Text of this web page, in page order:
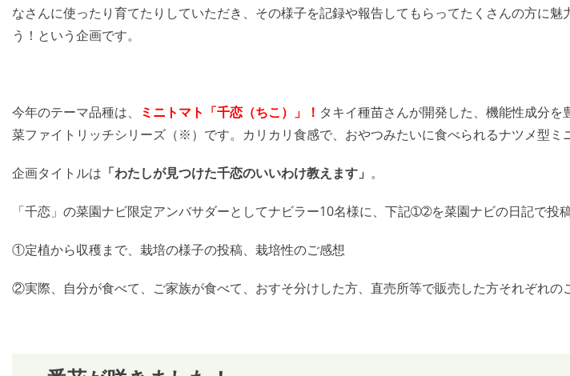
なさんに使ったり育てたりしていただき、その様子を記録や報告してもらってたくさんの方に魅
う！という企画です。
今年のテーマ品種は、 ミニトマト「千恋（ちこ）」！ タキイ種苗さんが開発した、機能性成分を
菜ファイトリッチシリーズ（※）です。カリカリ食感で、おやつみたいに食べられるナツメ型ミ
企画タイトルは 「わたしが見つけた千恋のいいわけ教えます」 。
「千恋」の菜園ナビ限定アンバサダーとしてナビラー10名様に、下記➀➁を菜園ナビの日記で投
①定植から収穫まで、栽培の様子の投稿、栽培性のご感想
②実際、自分が食べて、ご家族が食べて、おすそ分けした方、直売所等で販売した方それぞれの